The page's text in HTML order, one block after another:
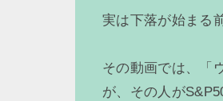
実は下落が始まる
その動画では、「
が、その人が